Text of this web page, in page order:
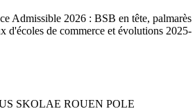
Admissible 2026 : BSB en tête, palmarès
d'écoles de commerce et évolutions 2025-